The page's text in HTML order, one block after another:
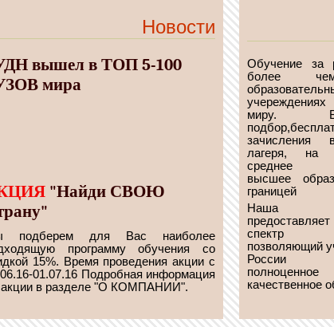
Новости
вышел в ТОП 5-100
мира
"Найди СВОЮ
подберем для Вас наиболее
программу обучения со
15%. Время проведения акции с
01.07.16 Подробная информация
в разделе "О КОМПАНИИ".
Обучение за
более
миру.
зачисления
лагеря, на
среднее
высшее
границей
Наша
спектр
позволяющий
России
качественное